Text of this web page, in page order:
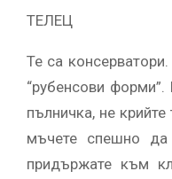
ТЕЛЕЦ
Те са
“рубенсови
пълничка, не
мъчете спешно да
придържате към